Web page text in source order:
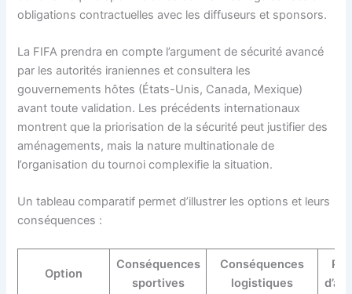
obligations contractuelles avec les diffuseurs et sponsors.
La FIFA prendra en compte l’argument de sécurité avancé
par les autorités iraniennes et consultera les
gouvernements hôtes (États-Unis, Canada, Mexique)
avant toute validation. Les précédents internationaux
montrent que la priorisation de la sécurité peut justifier des
aménagements, mais la nature multinationale de
l’organisation du tournoi complexifie la situation.
Un tableau comparatif permet d’illustrer les options et leurs
conséquences :
Option
Conséquences
sportives
Conséquences
logistiques